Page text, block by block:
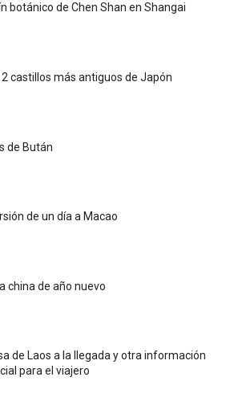
botánico de Chen Shan en Shangai
castillos más antiguos de Japón
de Bután
de un día a Macao
china de año nuevo
de Laos a la llegada y otra información
para el viajero